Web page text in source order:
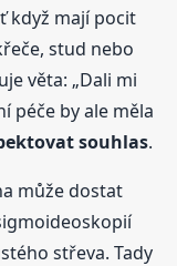
když mají pocit
stud nebo
věta: „Dali mi
péče by ale měla
souhlas.
může dostat
střeva. Tady